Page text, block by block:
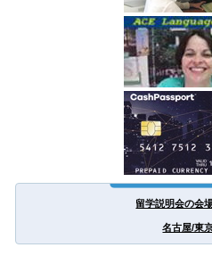
留学説明会の会
名古屋/東